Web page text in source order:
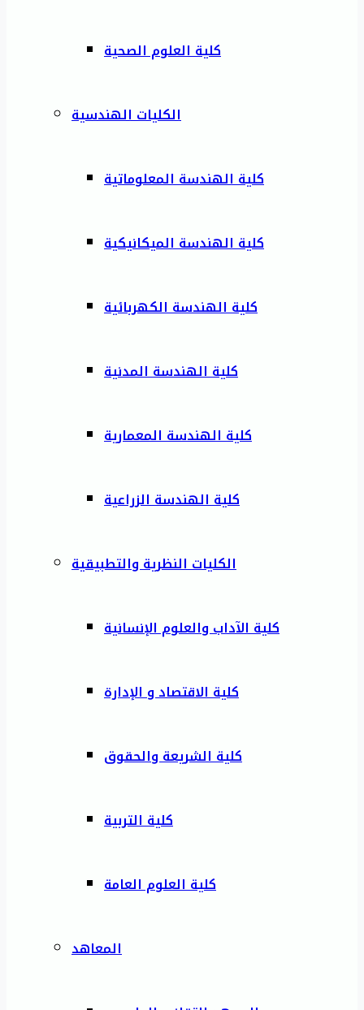
كلية العلوم الصحية
الكليات الهندسية
كلية الهندسة المعلوماتية
كلية الهندسة الميكانيكية
كلية الهندسة الكهربائية
كلية الهندسة المدنية
كلية الهندسة المعمارية
كلية الهندسة الزراعية
الكليات النظرية والتطبيقية
كلية الآداب والعلوم الإنسانية
كلية الاقتصاد و الإدارة
كلية الشريعة والحقوق
كلية التربية
كلية العلوم العامة
المعاهد